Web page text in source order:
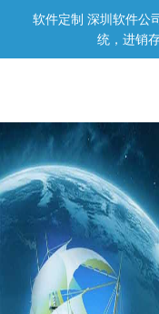
软件定制 深圳软件公
统，进销